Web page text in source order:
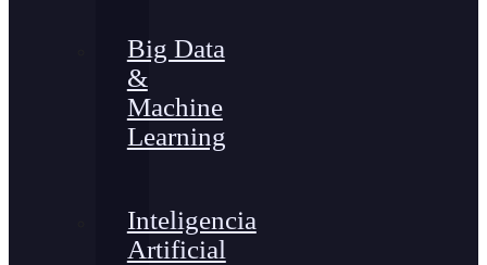
Big Data
&
Machine
Learning
Inteligencia
Artificial